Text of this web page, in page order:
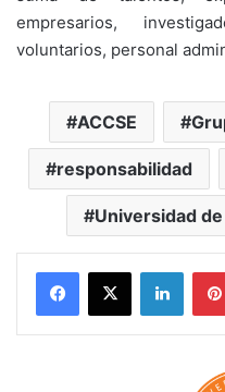
empresarios,
voluntarios, personal
ACCSE
responsabilidad
Universidad